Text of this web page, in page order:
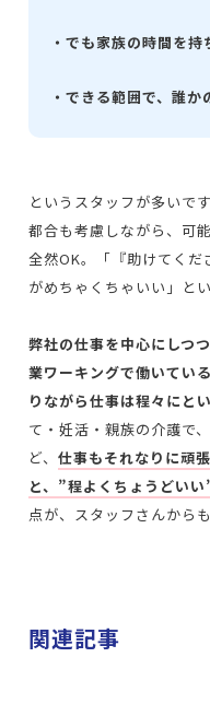
・でも家族の時間を
・できる範囲で、誰か
というスタッフが多いで
都合も考慮しながら、可
全然OK。「『助けてくだ
がめちゃくちゃいい」と
弊社の仕事を中心にしつ
業ワーキングで働いてい
りながら仕事は程々にと
て・妊活・親族の介護で
ど、 仕事もそれなりに頑
と、”程よくちょうどいい
点が、スタッフさんから
関連記事